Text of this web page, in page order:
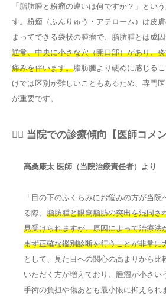
「脂肪腫と粉瘤の違いは何ですか？」とい
す。粉瘤（ふんりゅう・アテローム）は皮
まってできる袋状の腫瘤で、脂肪腫とは成因
通常、中央に小さな穴（開口部）があり、
痛みを伴います。脂肪腫より硬めに感じる
けでは区別が難しいこともあるため、専門
が重要です。
👨‍⚕️ 当院での診療傾向【医師コメン
高桑康太 医師（当院治療責任者）より
「目の下のふくらみにお悩みの方が当
る際、 脂肪腫と眼窩脂肪の突出を混同さ
見受けられますが、原因によって治療法
まず正確な鑑別診断を行うことが非常に
として、見た目への関心の高まりから比
いただく方が増えており、腫瘤が小さい
手術の負担や傷あとも最小限に抑えられ